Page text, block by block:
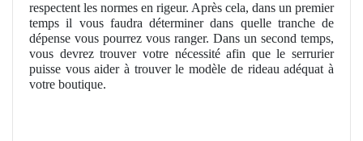
respectent les normes en rigeur. Après cela, dans un premier
temps il vous faudra déterminer dans quelle tranche de
dépense vous pourrez vous ranger. Dans un second temps,
vous devrez trouver votre nécessité afin que le serrurier
puisse vous aider à trouver le modèle de rideau adéquat à
votre boutique.